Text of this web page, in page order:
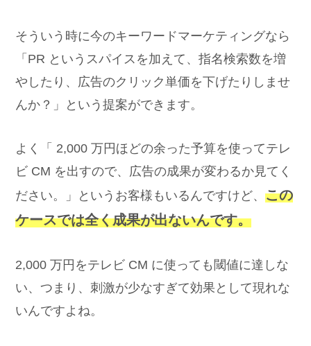
そういう時に今のキーワードマーケティングなら
「PR というスパイスを加えて、指名検索数を増
やしたり、広告のクリック単価を下げたりしませ
んか？」という提案ができます。
よく「 2,000 万円ほどの余った予算を使ってテレ
ビ CM を出すので、広告の成果が変わるか見てく
ださい。」というお客様もいるんですけど、この
ケースでは全く成果が出ないんです。
2,000 万円をテレビ CM に使っても閾値に達しな
い、つまり、刺激が少なすぎて効果として現れな
いんですよね。